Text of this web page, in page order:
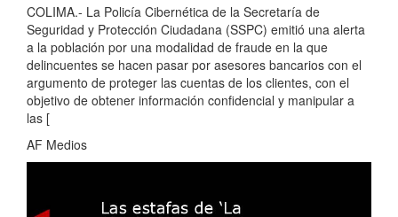
COLIMA.- La Policía Cibernética de la Secretaría de
Seguridad y Protección Ciudadana (SSPC) emitió una alerta
a la población por una modalidad de fraude en la que
delincuentes se hacen pasar por asesores bancarios con el
argumento de proteger las cuentas de los clientes, con el
objetivo de obtener información confidencial y manipular a
las [
AF Medios